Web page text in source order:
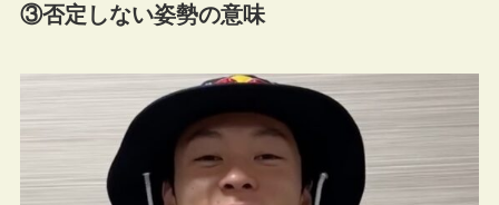
③否定しない姿勢の意味